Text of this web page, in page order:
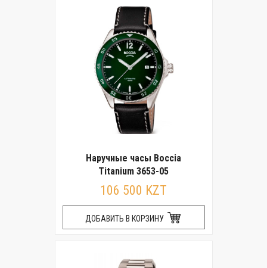
Наручные часы Boccia
Titanium 3653-05
106 500 KZT
ДОБАВИТЬ В КОРЗИНУ